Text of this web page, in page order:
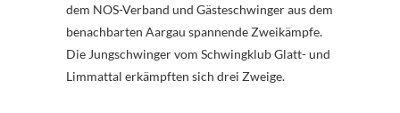
dem NOS-Verband und Gästeschwinger aus dem
benachbarten Aargau spannende Zweikämpfe.
Die Jungschwinger vom Schwingklub Glatt- und
Limmattal erkämpften sich drei Zweige.